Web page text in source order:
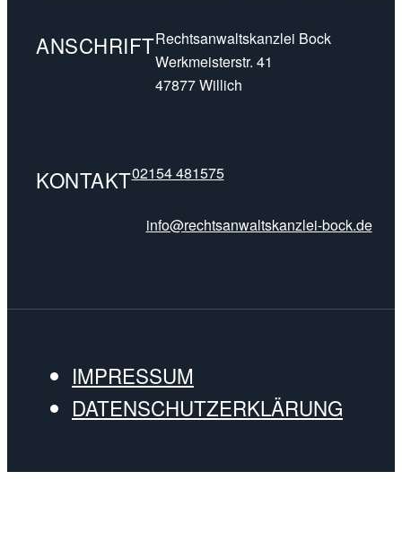
ANSCHRIFTRechtsanwaltskanzlei Bock
Werkmeisterstr. 41
47877 Willich
KONTAKT02154 481575
info@rechtsanwaltskanzlei-bock.de
IMPRESSUM
DATENSCHUTZERKLÄRUNG